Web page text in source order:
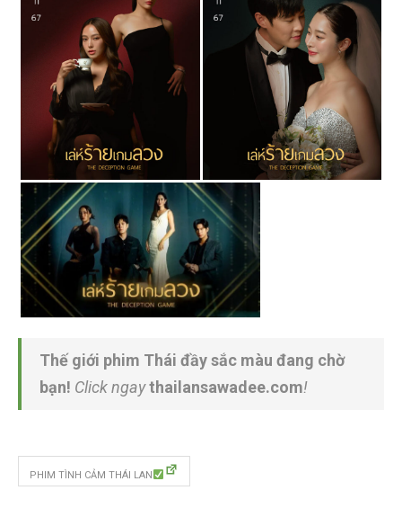
Thế giới phim Thái đầy sắc màu đang chờ
bạn! Click ngaythailansawadee.com!
PHIM TÌNH CẢM THÁI LAN